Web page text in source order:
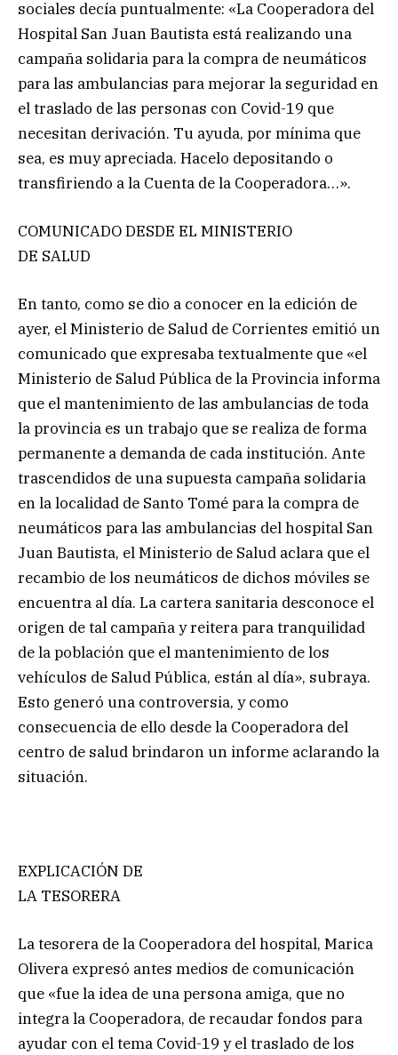
sociales decía puntualmente: «La Cooperadora del
Hospital San Juan Bautista está realizando una
campaña solidaria para la compra de neumáticos
para las ambulancias para mejorar la seguridad en
el traslado de las personas con Covid-19 que
necesitan derivación. Tu ayuda, por mínima que
sea, es muy apreciada. Hacelo depositando o
transfiriendo a la Cuenta de la Cooperadora…».
COMUNICADO DESDE EL MINISTERIO
DE SALUD
En tanto, como se dio a conocer en la edición de
ayer, el Ministerio de Salud de Corrientes emitió un
comunicado que expresaba textualmente que «el
Ministerio de Salud Pública de la Provincia informa
que el mantenimiento de las ambulancias de toda
la provincia es un trabajo que se realiza de forma
permanente a demanda de cada institución. Ante
trascendidos de una supuesta campaña solidaria
en la localidad de Santo Tomé para la compra de
neumáticos para las ambulancias del hospital San
Juan Bautista, el Ministerio de Salud aclara que el
recambio de los neumáticos de dichos móviles se
encuentra al día. La cartera sanitaria desconoce el
origen de tal campaña y reitera para tranquilidad
de la población que el mantenimiento de los
vehículos de Salud Pública, están al día», subraya.
Esto generó una controversia, y como
consecuencia de ello desde la Cooperadora del
centro de salud brindaron un informe aclarando la
situación.
EXPLICACIÓN DE
LA TESORERA
La tesorera de la Cooperadora del hospital, Marica
Olivera expresó antes medios de comunicación
que «fue la idea de una persona amiga, que no
integra la Cooperadora, de recaudar fondos para
ayudar con el tema Covid-19 y el traslado de los